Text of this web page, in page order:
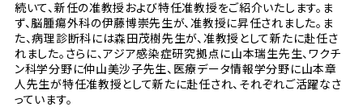
続いて、新任の准教授および特任准教授をご紹介いたします。ま
ず、脳腫瘍外科の伊藤博崇先生が、准教授に昇任されました。ま
た、病理診断科には森田茂樹先生が、准教授として新たに赴任さ
れました。さらに、アジア感染症研究拠点に山本瑞生先生、ワクチ
ン科学分野に仲山美沙子先生、医療データ情報学分野に山本章
人先生が特任准教授として新たに赴任され、それぞれご活躍なさ
っています。